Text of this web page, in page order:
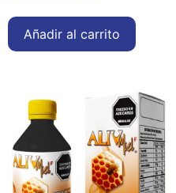
Añadir al carrito